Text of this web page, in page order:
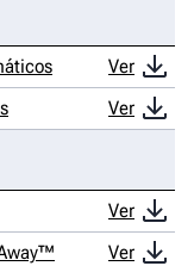
Ver
Ver
Ver
Ver